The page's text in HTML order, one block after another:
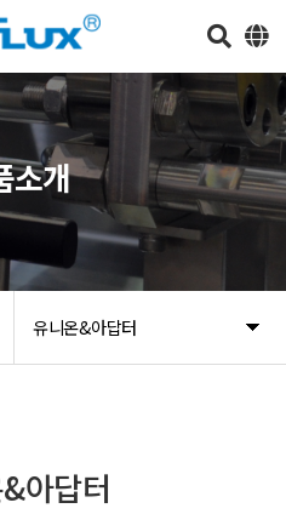
유니온&아답터
소개
아답터